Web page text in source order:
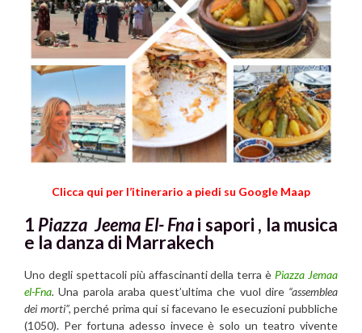
Clicca qui per l’itinerario a piedi su Google Maap
1 Piazza Jeema El- Fnai sapori , la musica
e la danza di Marrakech
Uno degli spettacoli più affascinanti della terra è Piazza Jemaa
el-Fna.Una parola araba quest’ultima che vuol dire “assemblea
dei morti”,perché prima qui si facevano le esecuzioni pubbliche
(1050). Per fortuna adesso invece è solo un teatro vivente